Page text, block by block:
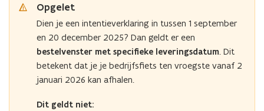
Opgelet
Dien je een intentieverklaring in tussen 1 september
en 20 december 2025? Dan geldt er een
bestelvenster met specifieke leveringsdatum. Dit
betekent dat je je bedrijfsfiets ten vroegste vanaf 2
januari 2026 kan afhalen.
Dit geldt niet: